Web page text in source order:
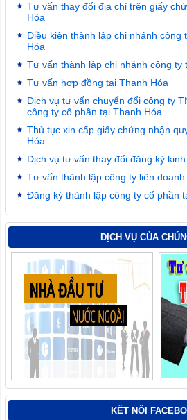
Tư vấn thay đổi địa chỉ trên giấy
Hóa
Điều kiện thành lập chi nhánh công
Hóa
Tư vấn thành lập chi nhánh công ty
Tư vấn hợp đồng tại Thanh Hóa
Dịch vụ tư vấn chuyển đổi công ty
công ty cổ phần tại Thanh Hóa
Thủ tục xin cấp giấy chứng nhận
Hóa
Dịch vụ tư vấn thay đổi đăng ký
Tư vấn thành lập công ty liên
Đăng ký thành lập công ty cổ phần
DỊCH VỤ CỦA
KẾT NỐI